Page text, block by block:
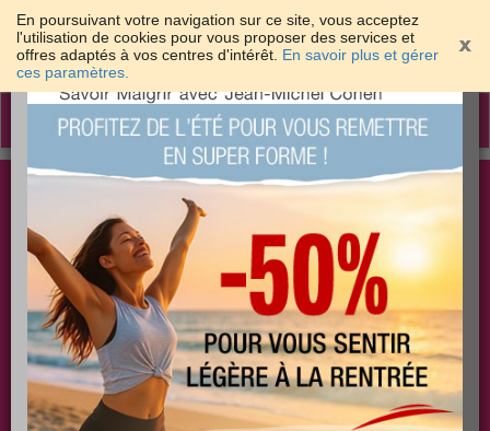
En poursuivant votre navigation sur ce site, vous acceptez
l'utilisation de cookies pour vous proposer des services et
offres adaptés à vos centres d'intérêt. En savoir plus et gérer
ces paramètres.
Toggle
Les meilleures solutions pour maigrir et être bien
dans sa peau
PLUS
EFFICACE
PLUS
SANTÉ
PLUS
COACHING
×